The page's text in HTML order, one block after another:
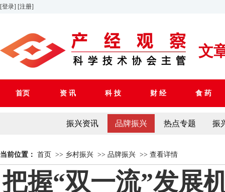
[登录] [注册]
文
首页 资 讯 科 技 财 经 食 药
振兴资讯 品牌振兴 热点专题 振
当前位置： 首页 >> 乡村振兴 >> 品牌振兴 >> 查看详情
把握“双一流”发展